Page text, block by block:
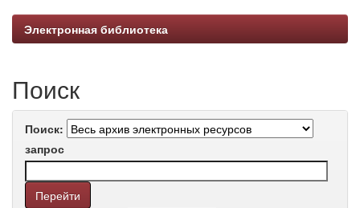
Электронная библиотека
Поиск
Поиск:
запрос